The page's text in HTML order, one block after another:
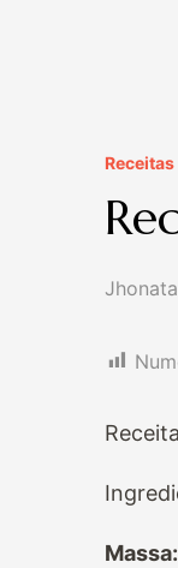
Receitas
Massa: